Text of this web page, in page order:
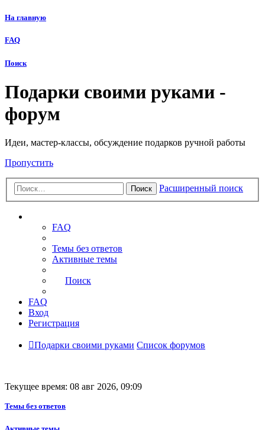
На главную
FAQ
Поиск
Подарки своими руками -
форум
Идеи, мастер-классы, обсуждение подарков ручной работы
Пропустить
Поиск Расширенный поиск
FAQ
Темы без ответов
Активные темы
Поиск
FAQ
Вход
Регистрация
Подарки своими руками Список форумов
Текущее время: 08 авг 2026, 09:09
Темы без ответов